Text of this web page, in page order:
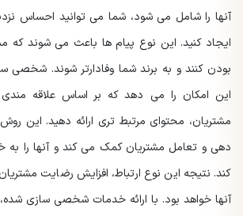
آنها را شامل می شود، شما می توانید احساس
ایجاد کنید. این نوع پیام ها باعث می شوند
بودن کنند و به برند شما وفادارتر شوند. شخصی
این امکان را می دهد که بر اساس علاقه
مشتریان، محتوای مرتبط تری ارائه دهید. این
دهی و تعامل مشتریان کمک می کند و آنها را
کند. نتیجه این نوع ارتباط، افزایش رضایت
آنها خواهد بود. با ارائه خدمات شخصی سازی